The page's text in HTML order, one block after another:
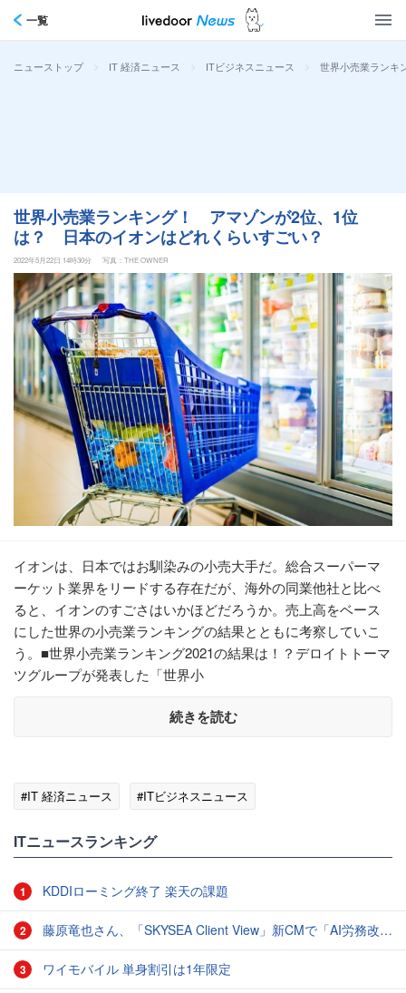
一覧
ニューストップ > IT 経済ニュース > ITビジネスニュース > 世界小売業ラン
世界小売業ランキング！ アマゾンが2位、1位
は？ 日本のイオンはどれくらいすごい？
2022年5月22日 14時30分 写真：THE OWNER
イオンは、日本ではお馴染みの小売大手だ。総合スーパーマ
ーケット業界をリードする存在だが、海外の同業他社と比べ
ると、イオンのすごさはいかほどだろうか。売上高をベース
にした世界の小売業ランキングの結果とともに考察していこ
う。■世界小売業ランキング2021の結果は！？デロイトトーマ
ツグループが発表した「世界小
続きを読む
#IT 経済ニュース #ITビジネスニュース
ITニュースランキング
1 KDDIローミング終了 楽天の課題
2 藤原竜也さん、「SKYSEA Client View」新CMで「AI労務改善」をアピール 働き方をAIが分析したら「すぐに休んで」と言われる？
3 ワイモバイル 単身割引は1年限定